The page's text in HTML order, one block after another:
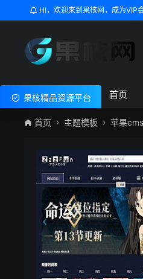
HI，欢迎来到果核网，成为VIP
果核精品资源平台 首页
首页 主题模板 苹果